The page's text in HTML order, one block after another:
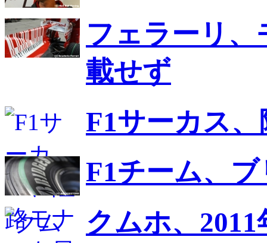
フェラーリ
載せず
F1サーカス
F1チーム、
クムホ、